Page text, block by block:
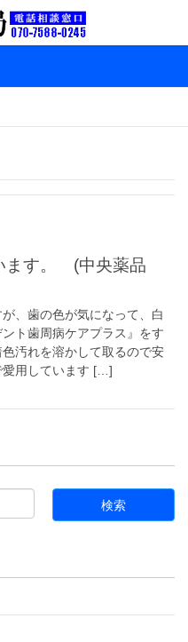
、歯の色が気になって、白
ト歯周病ケアプラス』をす
汚れを溶かして取るので安
愛用しています […]